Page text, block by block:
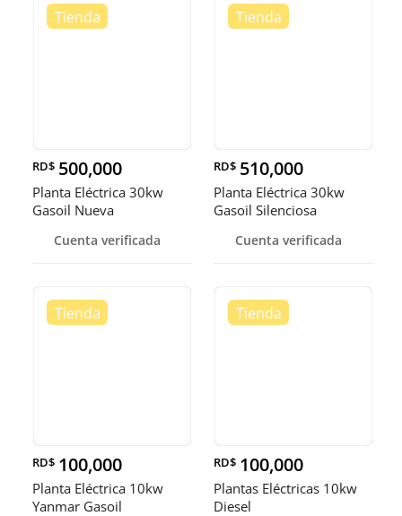
RD$ 500,000
Planta Eléctrica 30kw
Gasoil Nueva
Cuenta verificada
RD$ 510,000
Planta Eléctrica 30kw
Gasoil Silenciosa
Cuenta verificada
RD$ 100,000
Planta Eléctrica 10kw
Yanmar Gasoil
RD$ 100,000
Plantas Eléctricas 10kw
Diesel